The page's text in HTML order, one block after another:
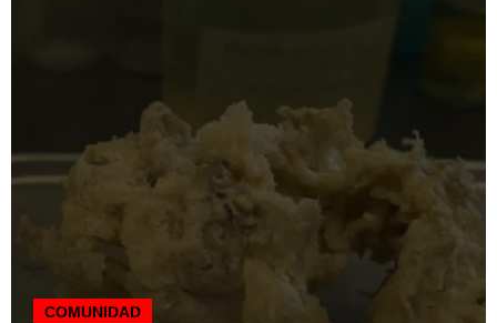
COMUNIDAD